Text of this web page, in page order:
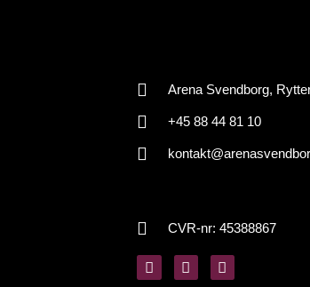
Arena Svendborg,
+45 88 44 81 10
CVR-nr: 45388867